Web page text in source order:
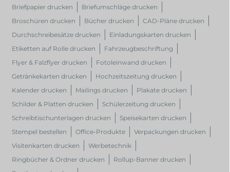
Briefpapier drucken
Briefumschläge drucken
Broschüren drucken
Bücher drucken
CAD-Pläne drucken
Durchschreibesätze drucken
Einladungskarten drucken
Etiketten auf Rolle drucken
Fahrzeugbeschriftung
Flyer & Falzflyer drucken
Fotoleinwand drucken
Getränkekarten drucken
Hochzeitszeitung drucken
Kalender drucken
Mailings drucken
Plakate drucken
Schilder & Platten drucken
Schülerzeitung drucken
Schreibtischunterlagen drucken
Speisekarten drucken
Stempel bestellen
Office-Produkte
Verpackungen drucken
Visitenkarten drucken
Werbetechnik
Ringbücher & Ordner drucken
Rollup-Banner drucken